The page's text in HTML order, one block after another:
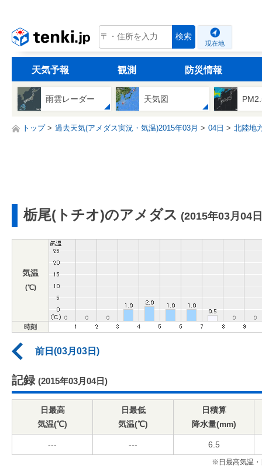
tenki.jp 検索
現在地
天気予報 観測 防災情報
雨雲レーダー 天気図
トップ 過去天気(アメダス実況・気温)2015年03月 04日 北陸地
栃尾(トチオ)のアメダス (2015年03月04
気温
(℃)
時刻
前日(03月03日)
記録 (2015年03月04日)
日最高
気温(℃)
日最低
気温(℃)
日積算
降水量(mm)
--- --- 6.5
※日最高気温・